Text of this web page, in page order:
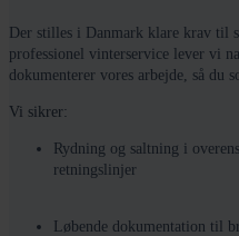
Der stilles i Danmark klare krav til
professionel vinterservice lever vi
dokumenterer vores arbejde, så du
Vi sikrer:
Rydning og saltning i
retningslinjer
Løbende dokumentation til